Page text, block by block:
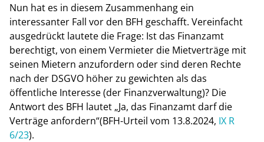
Nun hat es in diesem Zusammenhang ein
interessanter Fall vor den BFH geschafft. Vereinfacht
ausgedrückt lautete die Frage: Ist das Finanzamt
berechtigt, von einem Vermieter die Mietverträge mit
seinen Mietern anzufordern oder sind deren Rechte
nach der DSGVO höher zu gewichten als das
öffentliche Interesse (der Finanzverwaltung)? Die
Antwort des BFH lautet „Ja, das Finanzamt darf die
Verträge anfordern“(BFH-Urteil vom 13.8.2024, IX R
6/23).